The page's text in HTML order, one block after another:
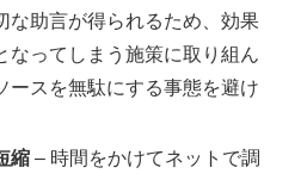
な助言が得られるため、効果
なってしまう施策に取り組ん
ースを無駄にする事態を避け
縮 – 時間をかけてネットで調